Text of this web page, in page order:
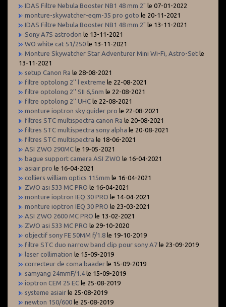
IDAS Filtre Nebula Booster NB1 48 mm 2" le 07-01-2022
monture-skywatcher-eqm-35 pro goto le 20-11-2021
IDAS Filtre Nebula Booster NB1 48 mm 2" le 13-11-2021
Sony A7S astrodon le 13-11-2021
WO white cat 51/250 le 13-11-2021
Monture Skywatcher Star Adventurer Mini Wi-Fi, Astro-Set le
13-11-2021
setup Canon Ra le 28-08-2021
filtre optolong 2'' l extreme le 22-08-2021
filtre optolong 2'' SII 6,5nm le 22-08-2021
filtre optolong 2'' UHC le 22-08-2021
monture ioptron sky guider pro le 22-08-2021
filtres STC multispectra canon Ra le 20-08-2021
filtres STC multispectra sony alpha le 20-08-2021
filtres STC multispectra le 18-06-2021
ASI ZWO 290MC le 19-05-2021
bague support camera ASI ZWO le 16-04-2021
asiair pro le 16-04-2021
colliers william optics 115mm le 16-04-2021
ZWO asi 533 MC PRO le 16-04-2021
monture ioptron IEQ 30 PRO le 14-04-2021
monture ioptron IEQ 30 PRO le 23-03-2021
ASI ZWO 2600 MC PRO le 13-02-2021
ZWO asi 533 MC PRO le 29-10-2020
objectif sony FE 50MM f/1.8 le 19-10-2019
filtre STC duo narrow band clip pour sony A7 le 23-09-2019
laser collimation le 15-09-2019
correcteur de coma baader le 15-09-2019
samyang 24mmF/1.4 le 15-09-2019
ioptron CEM 25 EC le 25-08-2019
systeme asiair le 25-08-2019
newton 150/600 le 25-08-2019